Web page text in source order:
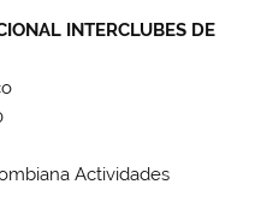
INTERCLUBES DE
Actividades